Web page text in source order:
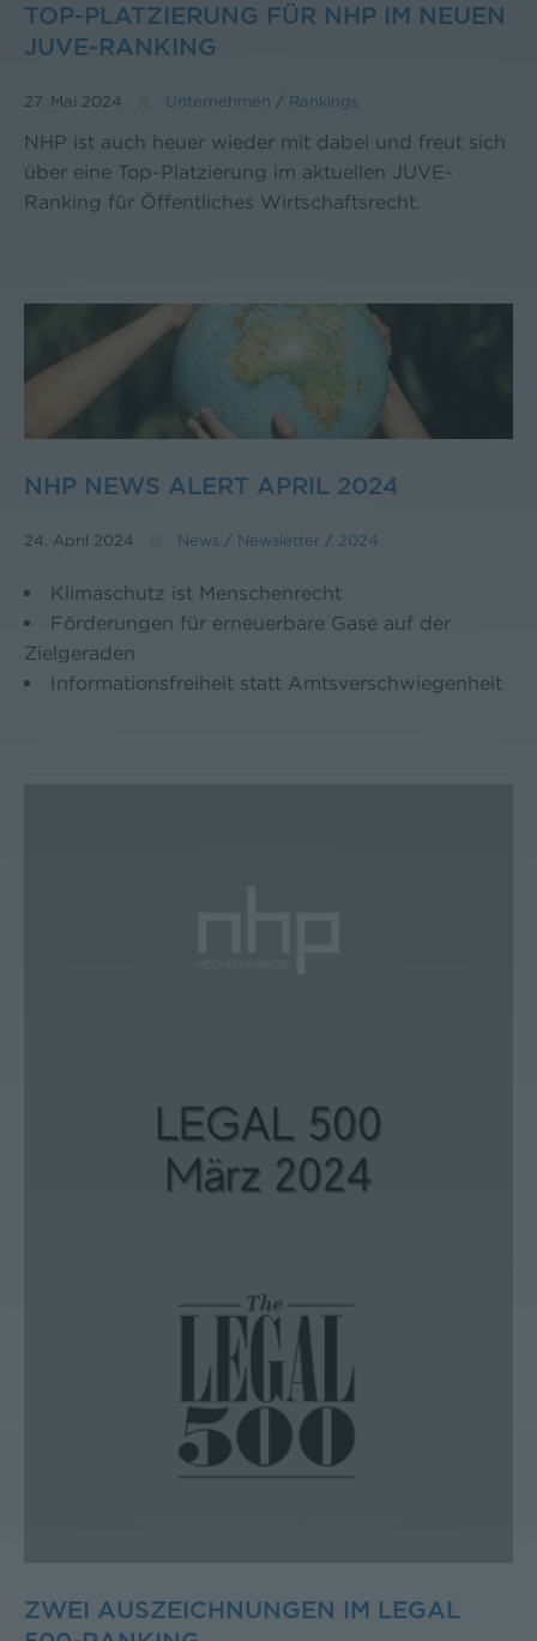
TOP-PLATZIERUNG FÜR NHP IM NEUEN
JUVE-RANKING
27. Mai 2024 Unternehmen / Rankings
NHP ist auch heuer wieder mit dabei und freut sich
über eine Top-Platzierung im aktuellen JUVE-
Ranking für Öffentliches Wirtschaftsrecht.
NHP NEWS ALERT APRIL 2024
24. April 2024 News / Newsletter / 2024
Klimaschutz ist Menschenrecht
Förderungen für erneuerbare Gase auf der
Zielgeraden
Informationsfreiheit statt Amtsverschwiegenheit
ZWEI AUSZEICHNUNGEN IM LEGAL